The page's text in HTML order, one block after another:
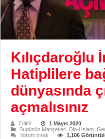
Kılıçdaroğlu
Hatiplilere
dünyasında
açmalısınız
Editör
1 Mayıs 2020
Bugünün Manşetleri
Din-i İslam ,
Yorum bırak
1,106